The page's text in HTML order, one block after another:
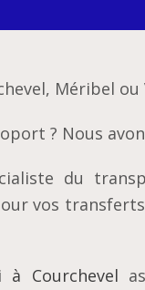
Méribel ou
? Nous
du
vos
Courchevel